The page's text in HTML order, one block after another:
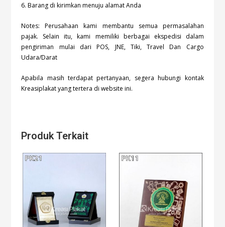
6. Barang di kirimkan menuju alamat Anda
Notes: Perusahaan kami membantu semua permasalahan
pajak. Selain itu, kami memiliki berbagai ekspedisi dalam
pengiriman mulai dari POS, JNE, Tiki, Travel Dan Cargo
Udara/Darat
Apabila masih terdapat pertanyaan, segera hubungi kontak
Kreasiplakat yang tertera di website ini.
Produk Terkait